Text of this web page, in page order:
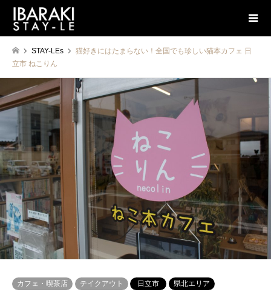
STAY-LEs
猫好きにはたまらない！全国でも珍しい猫本カフェ 日
立市 ねこりん
カフェ・喫茶店 テイクアウト 日立市 県北エリア